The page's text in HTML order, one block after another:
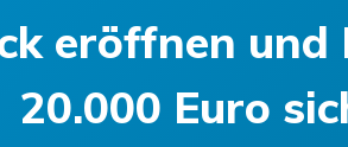
eröffnen und
20.000 Euro